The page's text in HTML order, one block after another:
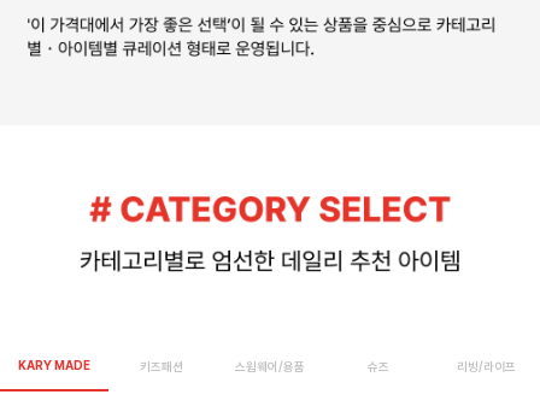
KARY MADE 키즈패션 스윔웨어/용품 슈즈 리빙/라이프